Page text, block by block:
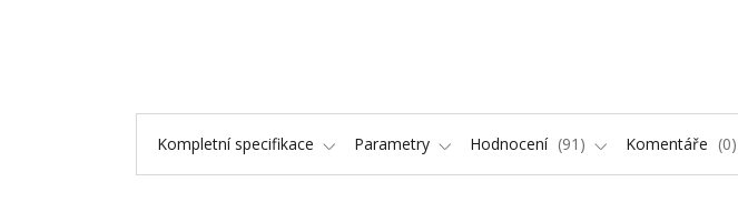
Kompletní specifikace Parametry Hodnocení 91 Komentáře 0